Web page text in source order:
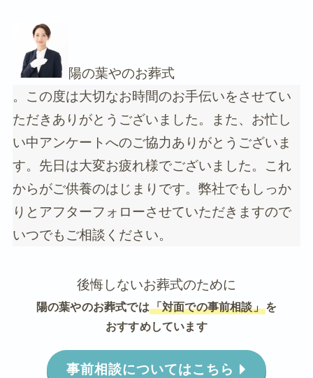
陽の葉やのお葬式
。この度は大切なお時間のお手伝いをさせてい
ただきありがとうございました。また、お忙し
い中アンケートへのご協力ありがとうございま
す。先日は大変お疲れ様でございました。これ
からがご供養のはじまりです。弊社でもしっか
りとアフターフォローさせていただきますので
いつでもご相談ください。
後悔しないお葬式のために
陽の葉やのお葬式では「対面での事前相談」を
おすすめしています
事前相談についてはこちら